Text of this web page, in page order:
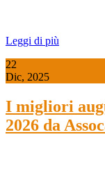
Leggi di più
22
Dic, 2025
I migliori
2026 da